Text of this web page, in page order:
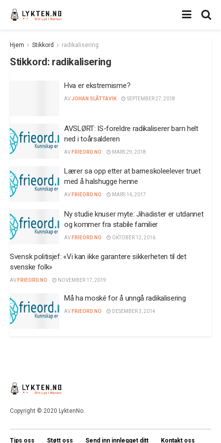
Hjem Stikkord radikalisering
Stikkord: radikalisering
Hva er ekstremisme?
AVJOHAN SLÅTTAVIK SEPTEMBER 27, 2018
AVSLØRT: IS-foreldre radikaliserer barn helt
ned i toårsalderen
AV FRIEORD.NO MARS 29, 2018
Lærer sa opp etter at barneskoleelever truet
med å halshugge henne
AV FRIEORD.NO MARS 16, 2017
Ny studie knuser myte: Jihadister er utdannet
og kommer fra stabile familier
AV FRIEORD.NO OKTOBER 12, 2016
Svensk politisjef: «Vi kan ikke garantere sikkerheten til det
svenske folk»
AV FRIEORD.NO NOVEMBER 17, 2019
Må ha moské for å unngå radikalisering
AV FRIEORD.NO DESEMBER 3, 2014
Copyright © 2020 LyktenNo.
Tips oss Støtt oss Send inn innlegget ditt Kontakt oss